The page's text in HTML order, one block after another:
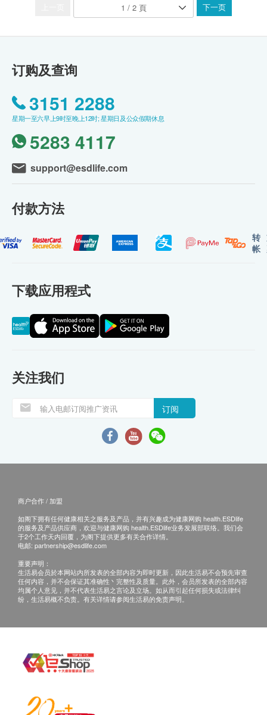
下一页
订购及查询
3151 2288
星期一至六早上9时至晚上12时; 星期日及公众假期休息
5283 4117
support@esdlife.com
付款方法
转
帐
下载应用程式
关注我们
订阅
商户合作 / 加盟
如阁下拥有任何健康相关之服务及产品，并有兴趣成为健康网购 health.ESDlife
的服务及产品供应商，欢迎与健康网购 health.ESDlife业务发展部联络。我们会
于2个工作天内回覆，为阁下提供更多有关合作详情。
电邮: partnership@esdlife.com
重要声明：
生活易会员於本网站内所发表的全部内容为即时更新，因此生活易不会预先审查
任何内容，并不会保证其准确性丶完整性及质量。此外，会员所发表的全部内容
均属个人意见，并不代表生活易之言论及立场。如从而引起任何损失或法律纠
纷，生活易概不负责。有关详情请参阅生活易的免责声明。